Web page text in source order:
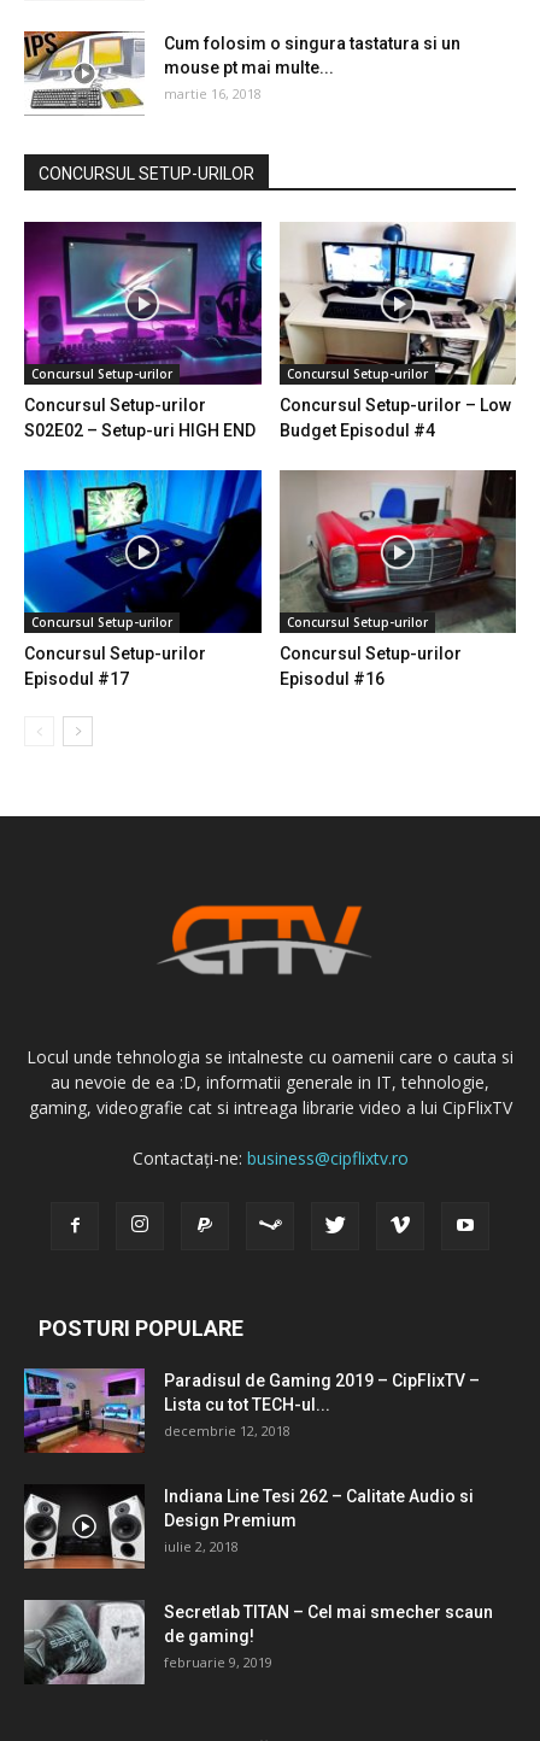
Cum folosim o singura tastatura si un
mouse pt mai multe...
martie 16, 2018
CONCURSUL SETUP-URILOR
Concursul Setup-urilor
Concursul Setup-urilor
S02E02 – Setup-uri HIGH END
Concursul Setup-urilor
Concursul Setup-urilor – Low
Budget Episodul #4
Concursul Setup-urilor
Concursul Setup-urilor
Episodul #17
Concursul Setup-urilor
Concursul Setup-urilor
Episodul #16
Locul unde tehnologia se intalneste cu oamenii care o cauta si
au nevoie de ea :D, informatii generale in IT, tehnologie,
gaming, videografie cat si intreaga librarie video a lui CipFlixTV
Contactați-ne: business@cipflixtv.ro
POSTURI POPULARE
Paradisul de Gaming 2019 – CipFlixTV –
Lista cu tot TECH-ul...
decembrie 12, 2018
Indiana Line Tesi 262 – Calitate Audio si
Design Premium
iulie 2, 2018
Secretlab TITAN – Cel mai smecher scaun
de gaming!
februarie 9, 2019